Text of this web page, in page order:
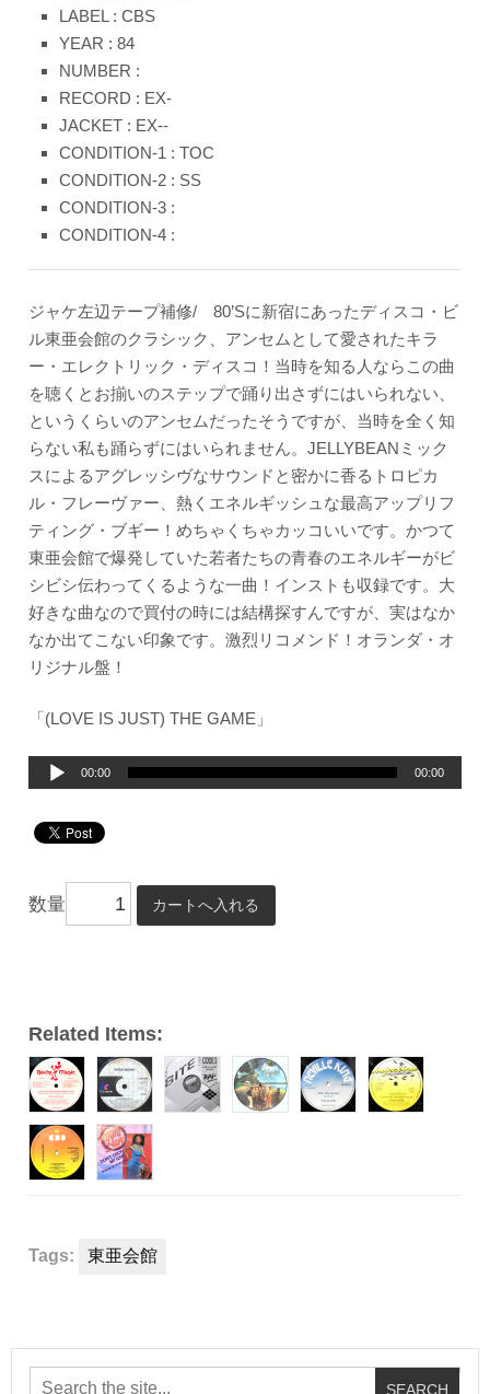
LABEL : CBS
YEAR : 84
NUMBER :
RECORD : EX-
JACKET : EX--
CONDITION-1 : TOC
CONDITION-2 : SS
CONDITION-3 :
CONDITION-4 :
ジャケ左辺テープ補修/ 80’Sに新宿にあったディスコ・ビ
ル東亜会館のクラシック、アンセムとして愛されたキラ
ー・エレクトリック・ディスコ！当時を知る人ならこの曲
を聴くとお揃いのステップで踊り出さずにはいられない、
というくらいのアンセムだったそうですが、当時を全く知
らない私も踊らずにはいられません。JELLYBEANミック
スによるアグレッシヴなサウンドと密かに香るトロピカ
ル・フレーヴァー、熱くエネルギッシュな最高アップリフ
ティング・ブギー！めちゃくちゃカッコいいです。かつて
東亜会館で爆発していた若者たちの青春のエネルギーがビ
シビシ伝わってくるような一曲！インストも収録です。大
好きな曲なので買付の時には結構探すんですが、実はなか
なか出てこない印象です。激烈リコメンド！オランダ・オ
リジナル盤！
「(LOVE IS JUST) THE GAME」
プ
ヤ
00:00 00:00
数量
Related Items:
Tags: 東亜会館